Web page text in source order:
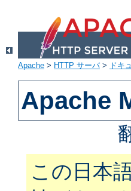
Apache > HTTP サーバ> ドキ
Apache
この日本